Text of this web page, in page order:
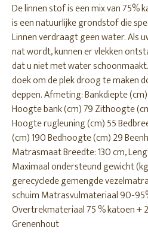
De linnen stof is een mix van 75%
is een natuurlijke grondstof die
Linnen verdraagt ​​geen water. Als
nat wordt, kunnen er vlekken
dat u niet met water
doek om de plek droog te maken
deppen. Afmeting: Bankdiepte
Hoogte bank (cm) 79 Zithoogte
Hoogte rugleuning (cm) 55
(cm) 190 Bedhoogte (cm) 29
Matrasmaat Breedte: 130 cm,
Maximaal ondersteund gewicht
gerecyclede gemengde
schuim Matrasvulmateriaal 90-
Overtrekmateriaal 75 % katoen +
Grenenhout